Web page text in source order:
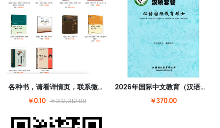
各种书，请看详情页，联系微信hsw982改价
￥0.10 ￥312,312.00
2026年国际中文教育（汉语国际教育）硕士套餐
￥370.00